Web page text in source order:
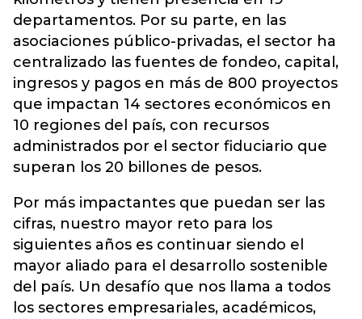
departamentos. Por su parte, en las
asociaciones público-privadas, el sector ha
centralizado las fuentes de fondeo, capital,
ingresos y pagos en más de 800 proyectos
que impactan 14 sectores económicos en
10 regiones del país, con recursos
administrados por el sector fiduciario que
superan los 20 billones de pesos.
Por más impactantes que puedan ser las
cifras, nuestro mayor reto para los
siguientes años es continuar siendo el
mayor aliado para el desarrollo sostenible
del país. Un desafío que nos llama a todos
los sectores empresariales, académicos,